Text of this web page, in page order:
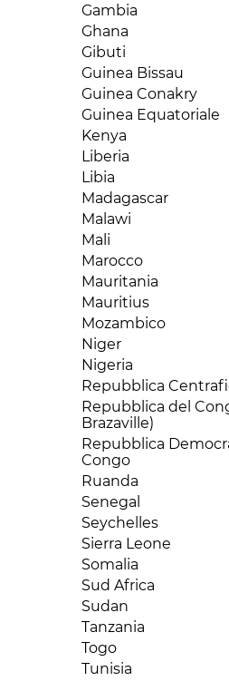
Gambia
Ghana
Gibuti
Guinea Bissau
Guinea Conakry
Guinea Equatoriale
Kenya
Liberia
Libia
Madagascar
Malawi
Mali
Marocco
Mauritania
Mauritius
Mozambico
Niger
Nigeria
Repubblica
Repubblica del
Brazaville)
Repubblica
Congo
Ruanda
Senegal
Seychelles
Sierra Leone
Somalia
Sud Africa
Sudan
Tanzania
Togo
Tunisia